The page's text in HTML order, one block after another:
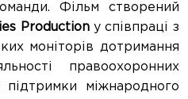
Фільм створений
Productionу співпраці з
моніторів дотримання
правоохоронних
підтримки міжнародного